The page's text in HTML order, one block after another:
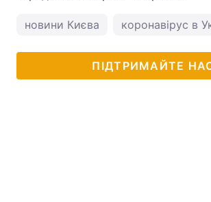
новини Києва коронавірус в
ПІДТРИМАЙТЕ